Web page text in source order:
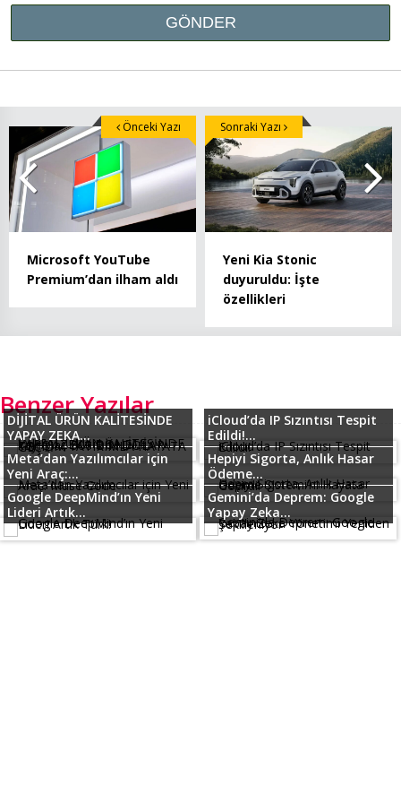
Microsoft YouTube
Premium’dan ilham aldı
Önceki Yazı
Yeni Kia Stonic
duyuruldu: İşte
özellikleri
Sonraki Yazı
Benzer Yazılar
DİJİTAL ÜRÜN KALİTESİNDE
YAPAY ZEKA...
iCloud’da IP Sızıntısı Tespit
Edildi!...
Meta’dan Yazılımcılar için
Yeni Araç:...
Hepiyi Sigorta, Anlık Hasar
Ödeme...
Google DeepMind’ın Yeni
Lideri Artık...
Gemini’da Deprem: Google
Yapay Zeka...